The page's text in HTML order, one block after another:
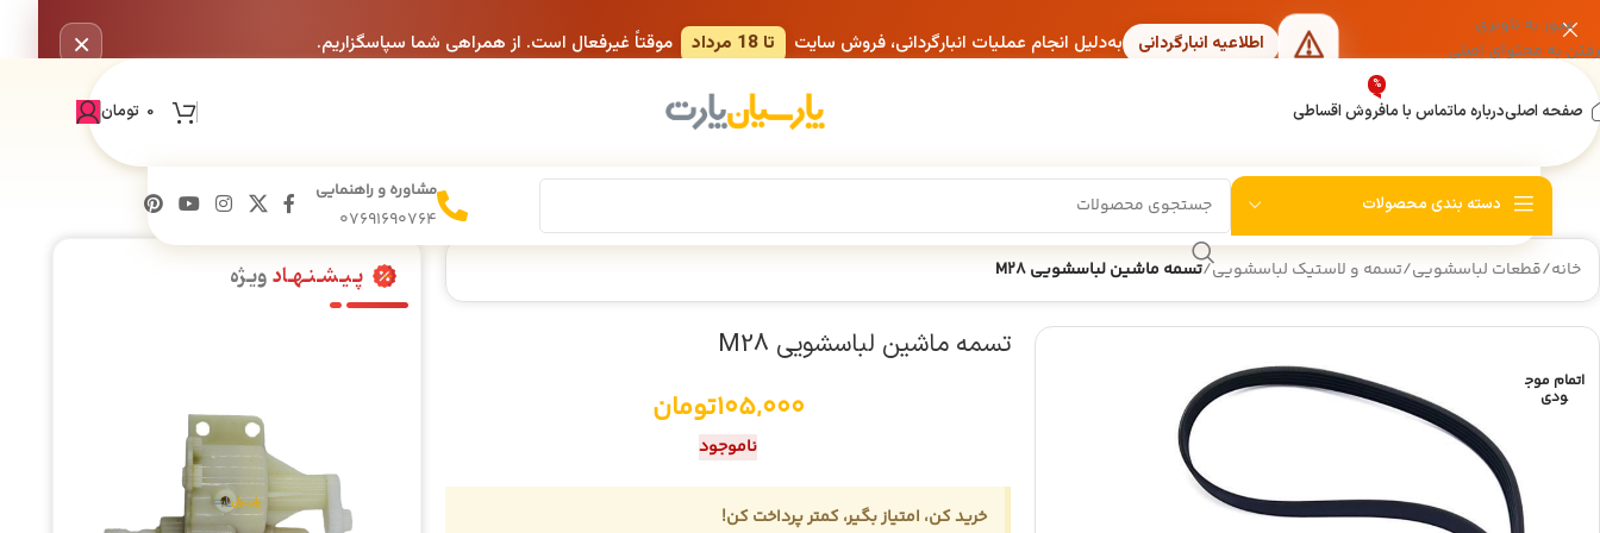
عبور به ناوبری
رفتن به محتوای اصلی
اطلاعیه انبارگردانی به‌دلیل انجام عملیات انبارگردانی، فروش سایت تا 18 مرداد موقتاً غیرفعال است. از همراهی شما سپاسگزاریم. ×
صفحه اصلیدرباره ماتماس با مافروش اقساطی
%
0 تومان
دسته بندی محصولات
مشاوره و راهنمایی
07691690764
خانه/قطعات لباسشویی/تسمه و لاستیک لباسشویی/تسمه ماشین لباسشویی M28
اتمام موج
ودی
تسمه ماشین لباسشویی M28
105,000تومان
ناموجود
خرید کن، امتیاز بگیر، کمتر پرداخت کن!
پـیـشـنـهـادویـژه